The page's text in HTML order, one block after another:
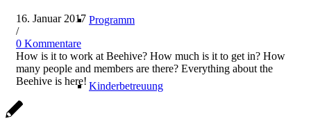
Programm
Kinderbetreuung
16. Januar 2017
/
0 Kommentare
How is it to work at Beehive? How much is it to get in? How
many people and members are there? Everything about the
Beehive is here!